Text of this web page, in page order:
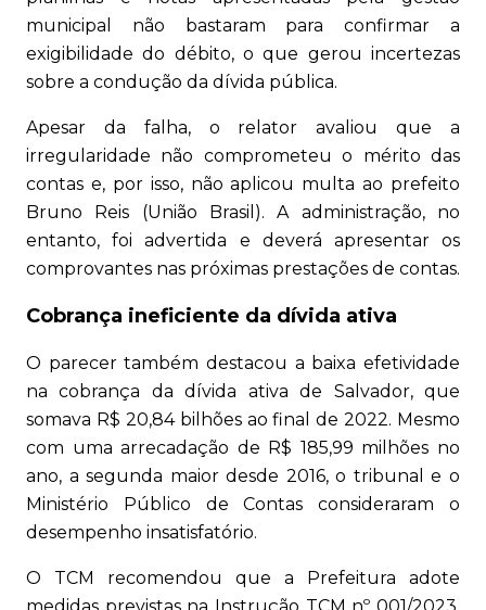
municipal não bastaram para confirmar a
exigibilidade do débito, o que gerou incertezas
sobre a condução da dívida pública.
Apesar da falha, o relator avaliou que a
irregularidade não comprometeu o mérito das
contas e, por isso, não aplicou multa ao prefeito
Bruno Reis (União Brasil). A administração, no
entanto, foi advertida e deverá apresentar os
comprovantes nas próximas prestações de contas.
Cobrança ineficiente da dívida ativa
O parecer também destacou a baixa efetividade
na cobrança da dívida ativa de Salvador, que
somava R$ 20,84 bilhões ao final de 2022. Mesmo
com uma arrecadação de R$ 185,99 milhões no
ano, a segunda maior desde 2016, o tribunal e o
Ministério Público de Contas consideraram o
desempenho insatisfatório.
O TCM recomendou que a Prefeitura adote